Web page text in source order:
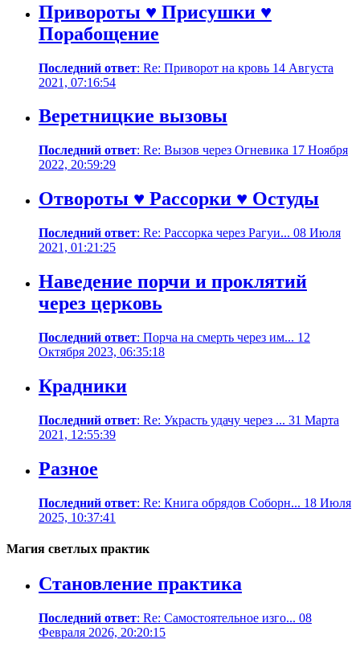
Привороты ♥ Присушки ♥
Порабощение
Последний ответ: Re: Приворот на кровь 14 Августа
2021, 07:16:54
Веретницкие вызовы
Последний ответ: Re: Вызов через Огневика 17 Ноября
2022, 20:59:29
Отвороты ♥ Рассорки ♥ Остуды
Последний ответ: Re: Рассорка через Рагуи... 08 Июля
2021, 01:21:25
Наведение порчи и проклятий
через церковь
Последний ответ: Порча на смерть через им... 12
Октября 2023, 06:35:18
Крадники
Последний ответ: Re: Украсть удачу через ... 31 Марта
2021, 12:55:39
Разное
Последний ответ: Re: Книга обрядов Соборн... 18 Июля
2025, 10:37:41
Магия светлых практик
Становление практика
Последний ответ: Re: Самостоятельное изго... 08
Февраля 2026, 20:20:15